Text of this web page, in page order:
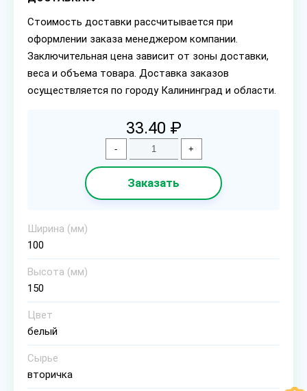
Стоимость доставки рассчитывается при
оформлении заказа менеджером компании.
Заключительная цена зависит от зоны доставки,
веса и объема товара. Доставка заказов
осуществляется по городу Калининград и области.
33.40 ₽
- +
Заказать
Ширина (мм)
100
Высота (мм)
150
Цвет
белый
Сырье
вторичка